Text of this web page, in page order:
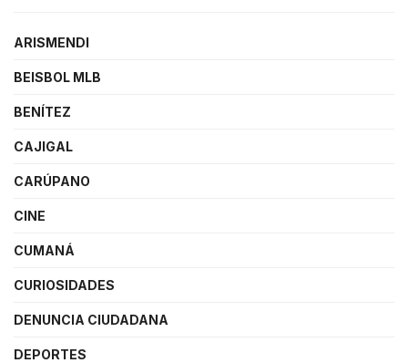
ARISMENDI
BEISBOL MLB
BENÍTEZ
CAJIGAL
CARÚPANO
CINE
CUMANÁ
CURIOSIDADES
DENUNCIA CIUDADANA
DEPORTES